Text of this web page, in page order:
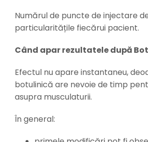
Numărul de puncte de injectare
particularitățile fiecărui pacient.
Când apar rezultatele după
Efectul nu apare instantaneu,
botulinică are nevoie de timp
asupra musculaturii.
În general: